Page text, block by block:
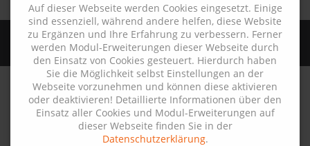
EAS-G80-13-DK-F
Auf dieser Webseite werden Cookies eingesetzt. Einige
sind essenziell, während andere helfen, diese Website
zu Ergänzen und Ihre Erfahrung zu verbessern. Ferner
werden Modul-Erweiterungen dieser Webseite durch
den Einsatz von Cookies gesteuert. Hierdurch haben
Sie die Möglichkeit selbst Einstellungen an der
Webseite vorzunehmen und können diese aktivieren
oder deaktivieren! Detaillierte Informationen über den
Einsatz aller Cookies und Modul-Erweiterungen auf
dieser Webseite finden Sie in der
Datenschutzerklärung.